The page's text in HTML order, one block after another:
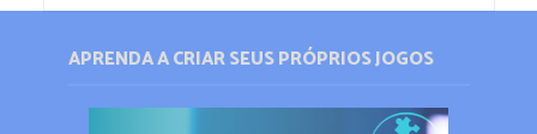
APRENDA A CRIAR SEUS PRÓPRIOS JOGOS